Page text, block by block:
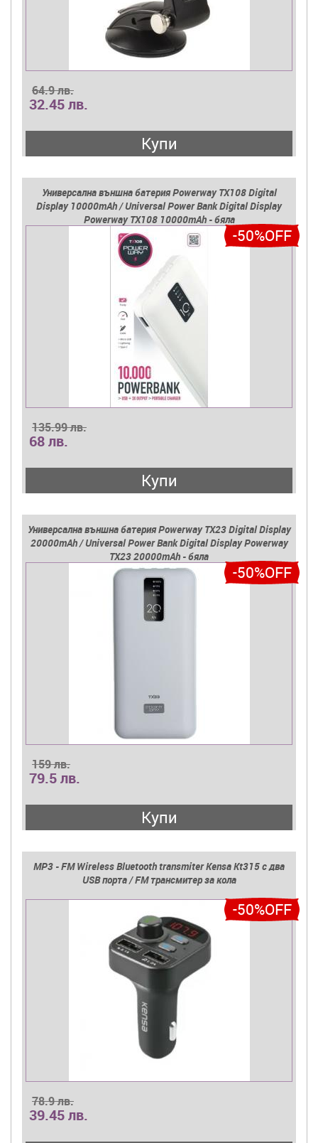
64.9 лв.
32.45 лв.
Купи
Универсална външна батерия Powerway TX108 Digital
Display 10000mAh / Universal Power Bank Digital Display
Powerway TX108 10000mAh - бяла
-50%OFF
135.99 лв.
68 лв.
Купи
Универсална външна батерия Powerway TX23 Digital Display
20000mAh / Universal Power Bank Digital Display Powerway
TX23 20000mAh - бяла
-50%OFF
159 лв.
79.5 лв.
Купи
MP3 - FM Wireless Bluetooth transmiter Kensa Kt315 с два
USB порта / FM трансмитер за кола
-50%OFF
78.9 лв.
39.45 лв.